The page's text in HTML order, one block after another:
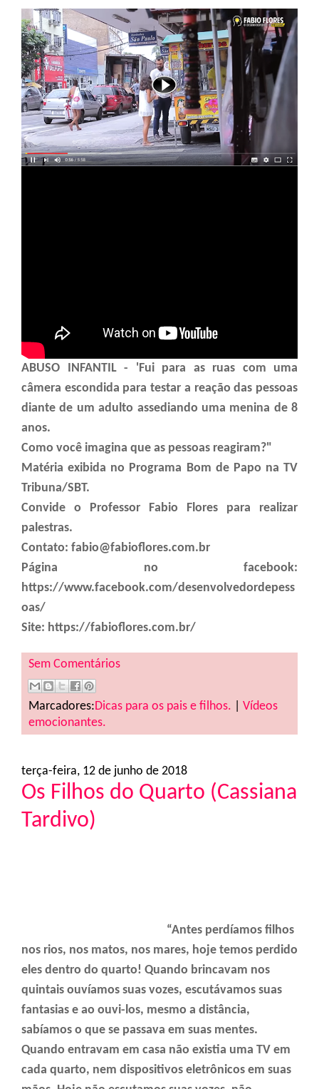
ABUSO INFANTIL - 'Fui para as ruas com uma
câmera escondida para testar a reação das pessoas
diante de um adulto assediando uma menina de 8
anos.
Como você imagina que as pessoas reagiram?"
Matéria exibida no Programa Bom de Papo na TV
Tribuna/SBT.
Convide o Professor Fabio Flores para realizar
palestras.
Contato: fabio@fabioflores.com.br
Página no facebook:
https://www.facebook.com/desenvolvedordepess
oas/
Site: https://fabioflores.com.br/
Sem Comentários
Marcadores:Dicas para os pais e filhos.
Vídeos
emocionantes.
terça-feira, 12 de junho de 2018
Os Filhos do Quarto (Cassiana
Tardivo)
“Antes perdíamos filhos
nos rios, nos matos, nos mares, hoje temos perdido
eles dentro do quarto! Quando brincavam nos
quintais ouvíamos suas vozes, escutávamos suas
fantasias e ao ouvi-los, mesmo a distância,
sabíamos o que se passava em suas mentes.
Quando entravam em casa não existia uma TV em
cada quarto, nem dispositivos eletrônicos em suas